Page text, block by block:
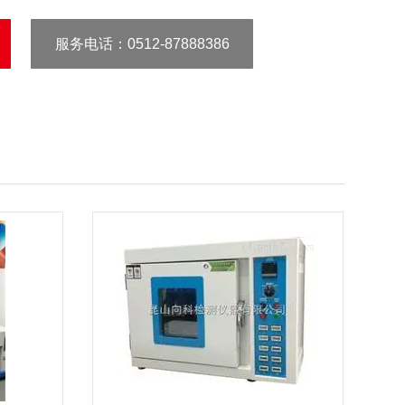
服务电话：0512-87888386